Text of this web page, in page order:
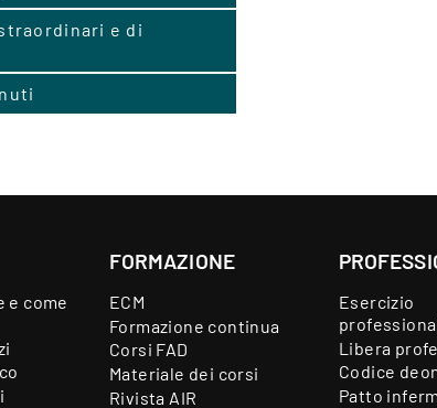
e di
e come
FORMAZIONE
ECM
Formazione continua
Corsi FAD
Materiale dei corsi
Rivista AIR
Esercizio
Libera
Codice
Patto